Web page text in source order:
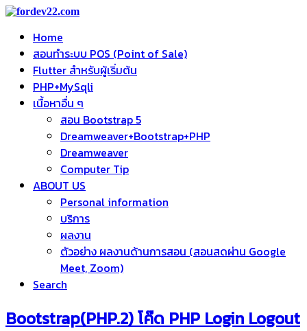
Home
สอนทำระบบ POS (Point of Sale)
Flutter สำหรับผู้เริ่มต้น
PHP+MySqli
เนื้อหาอื่น ๆ
สอน Bootstrap 5
Dreamweaver+Bootstrap+PHP
Dreamweaver
Computer Tip
ABOUT US
Personal information
บริการ
ผลงาน
ตัวอย่าง ผลงานด้านการสอน (สอนสดผ่าน Google
Meet, Zoom)
Search
Bootstrap(PHP.2) โค๊ด PHP Login Logout